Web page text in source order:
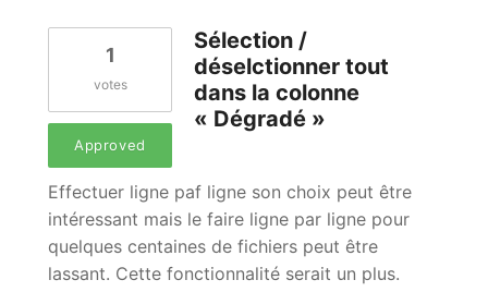
1
votes
Approved
Sélection /
déselctionner tout
dans la colonne
« Dégradé »
Effectuer ligne paf ligne son choix peut être
intéressant mais le faire ligne par ligne pour
quelques centaines de fichiers peut être
lassant. Cette fonctionnalité serait un plus.